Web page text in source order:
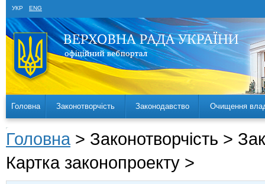
УКР ENG
Головна Законотворчість Законодавство Очищення
Головна > Законотворчість >
Картка законопроекту >